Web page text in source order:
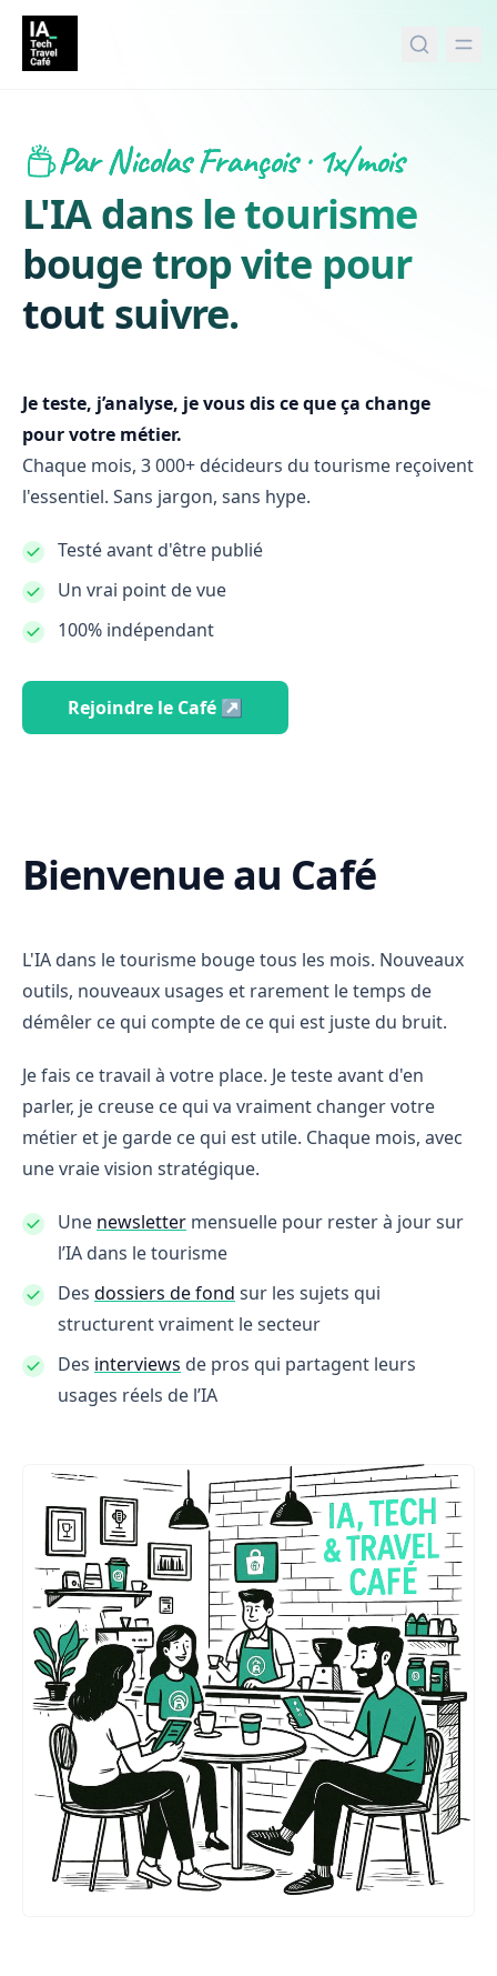
principal
Par Nicolas François · 1x/mois
L'IA dans le tourisme
bouge trop vite pour
tout suivre.
Je teste, j’analyse, je vous dis ce que ça change
pour votre métier.
Chaque mois, 3 000+ décideurs du tourisme reçoivent
l'essentiel. Sans jargon, sans hype.
Testé avant d'être publié
Un vrai point de vue
100% indépendant
Rejoindre le Café ↗
Bienvenue au Café
L'IA dans le tourisme bouge tous les mois. Nouveaux
outils, nouveaux usages et rarement le temps de
démêler ce qui compte de ce qui est juste du bruit.
Je fais ce travail à votre place. Je teste avant d'en
parler, je creuse ce qui va vraiment changer votre
métier et je garde ce qui est utile. Chaque mois, avec
une vraie vision stratégique.
Une newsletter mensuelle pour rester à jour sur
l’IA dans le tourisme
Des dossiers de fond sur les sujets qui
structurent vraiment le secteur
Des interviews de pros qui partagent leurs
usages réels de l’IA